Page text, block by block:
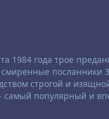
1984 года трое
посланники
строгой и
самый популярный и